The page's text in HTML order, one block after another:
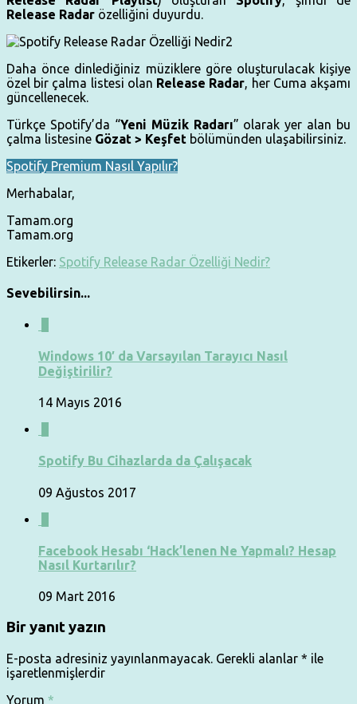
Release Radar özelliğini duyurdu.
Daha önce dinlediğiniz müziklere göre oluşturulacak kişiye
özel bir çalma listesi olan Release Radar, her Cuma akşamı
güncellenecek.
Türkçe Spotify’da “Yeni Müzik Radarı” olarak yer alan bu
çalma listesine Gözat > Keşfet bölümünden ulaşabilirsiniz.
Spotify Premium Nasıl Yapılır?
Merhabalar,
Tamam.org
Tamam.org
Etikerler: Spotify Release Radar Özelliği Nedir?
Sevebilirsin...
Windows 10′ da Varsayılan Tarayıcı Nasıl
Değiştirilir?
14 Mayıs 2016
Spotify Bu Cihazlarda da Çalışacak
09 Ağustos 2017
Facebook Hesabı ‘Hack’lenen Ne Yapmalı? Hesap
Nasıl Kurtarılır?
09 Mart 2016
Bir yanıt yazın
E-posta adresiniz yayınlanmayacak. Gerekli alanlar * ile
işaretlenmişlerdir
Yorum *